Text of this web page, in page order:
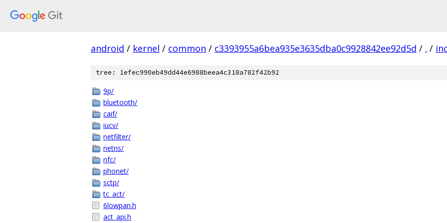
android / kernel / common / c3393955a6bea935e3635dba0c9928842ee92d5d / . /
tree: 1efec990eb49dd44e6988beea4c318a782f42b92
9p/
bluetooth/
caif/
iucv/
netfilter/
netns/
nfc/
phonet/
sctp/
tc_act/
6lowpan.h
act_api.h